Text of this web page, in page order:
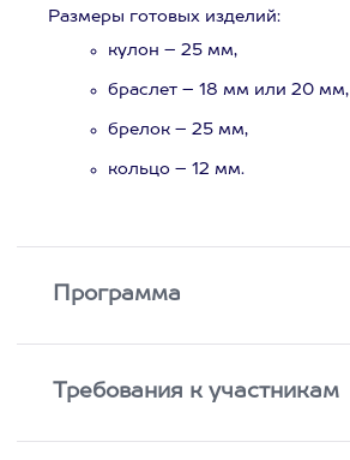
Размеры готовых изделий:
кулон – 25 мм,
браслет – 18 мм или 20 мм,
брелок – 25 мм,
кольцо – 12 мм.
Программа
Требования к участникам